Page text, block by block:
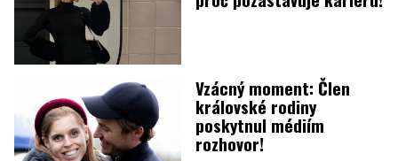
Vzácný moment: Člen
královské rodiny
poskytnul médiím
rozhovor!